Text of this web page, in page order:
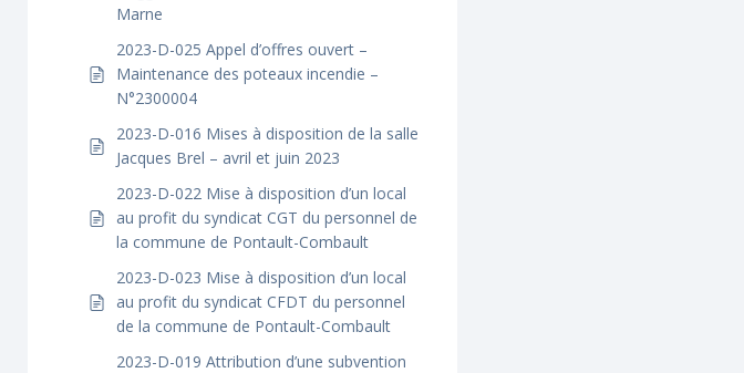
Marne
2023-D-025 Appel d’offres ouvert –
Maintenance des poteaux incendie –
N°2300004
2023-D-016 Mises à disposition de la salle
Jacques Brel – avril et juin 2023
2023-D-022 Mise à disposition d’un local
au profit du syndicat CGT du personnel de
la commune de Pontault-Combault
2023-D-023 Mise à disposition d’un local
au profit du syndicat CFDT du personnel
de la commune de Pontault-Combault
2023-D-019 Attribution d’une subvention